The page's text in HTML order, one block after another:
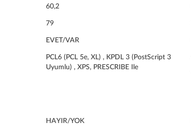
60,2
79
EVET/VAR
PCL6 (PCL 5e, XL) , KPDL 3 (PostScript 3
Uyumlu) , XPS, PRESCRIBE Ile
HAYIR/YOK